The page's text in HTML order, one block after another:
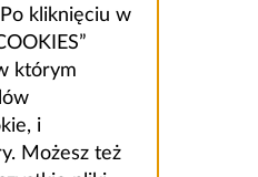
kliknięciu w
którym
i
Możesz też